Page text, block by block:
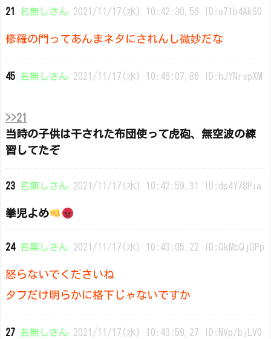
21 名無しさん 2021/11/17(水) 10:42:30.56 ID:o71b4AkS0
修羅の門ってあんまネタにされんし微妙だな
45 名無しさん 2021/11/17(水) 10:46:07.86 ID:hJYNrvpXM
>>21
当時の子供は干された布団使って虎砲、無空波の練
習してたぞ
23 名無しさん 2021/11/17(水) 10:42:59.31 ID:dp4Y78Pia
拳児よめ
24 名無しさん 2021/11/17(水) 10:43:05.22 ID:QkMbQjOPp
怒らないでくださいね
タフだけ明らかに格下じゃないですか
27 名無しさん 2021/11/17(水) 10:43:59.27 ID:NVp/bjLV0